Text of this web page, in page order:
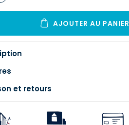
AJOUTER AU PANIER
et retours